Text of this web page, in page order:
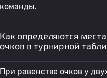
команды.
Как определяются
очков в турнирной
При равенстве очков у